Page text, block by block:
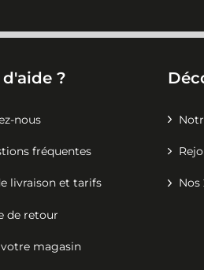
?
nous
fréquentes
livraison et tarifs
de retour
magasin
Nos